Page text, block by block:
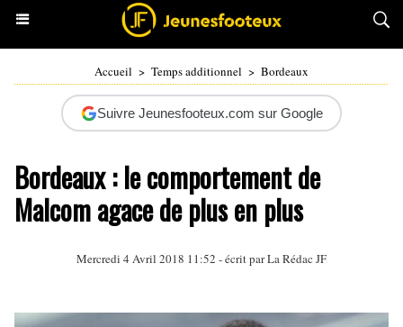
Accueil > Temps additionnel > Bordeaux
Suivre Jeunesfooteux.com sur Google
Bordeaux : le comportement de
Malcom agace de plus en plus
Mercredi 4 Avril 2018 11:52 - écrit par La Rédac JF